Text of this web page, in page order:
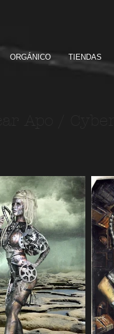
ORGÁNICO TIENDAS